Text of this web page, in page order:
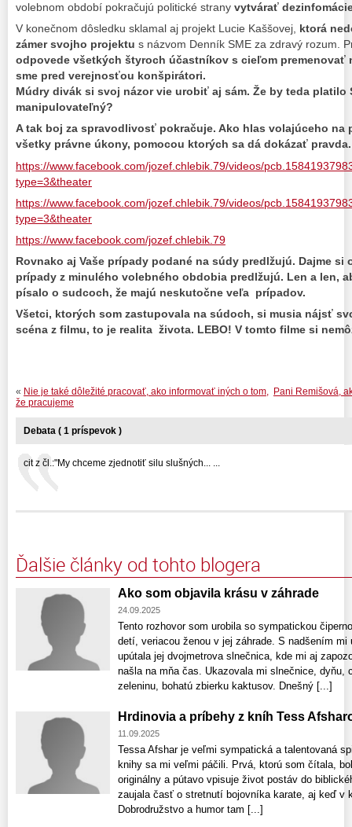
volebnom období pokračujú politické strany vytvárať
V konečnom dôsledku sklamal aj projekt Lucie Kaššovej, ktorá
zámer svojho projektu s názvom Denník SME za zdravý rozum. P
odpovede všetkých štyroch účastníkov s cieľom premenovať
sme pred verejnosťou konšpirátori.
Múdry divák si svoj názor vie urobiť aj sám. Že by teda platilo
manipulovateľný?
A tak boj za spravodlivosť pokračuje. Ako hlas volajúceho na
všetky právne úkony, pomocou ktorých sa dá dokázať pravda.
https://www.facebook.com/jozef.chlebik.79/videos/
type=3&theater
https://www.facebook.com/jozef.chlebik.79/videos/
type=3&theater
https://www.facebook.com/jozef.chlebik.79
Rovnako aj Vaše prípady podané na súdy predlžujú. Dajme si
prípady z minulého volebného obdobia predlžujú. Len a len,
písalo o sudcoch, že majú neskutočne veľa prípadov.
Všetci, ktorých som zastupovala na súdoch, si musia nájsť
scéna z filmu, to je realita života. LEBO! V tomto filme si
Pani Remišová,
« Nie je také dôležité pracovať, ako informovať iných o tom,
že pracujeme
Debata ( 1 príspevok )
cit z čl.:"My chceme zjednotiť silu slušných... ...
Ďalšie články od tohto blogera
Ako som objavila krásu v záhrade
24.09.2025
Tento rozhovor som urobila so sympatickou
detí, veriacou ženou v jej záhrade. S nadšením
upútala jej dvojmetrova slnečnica, kde mi aj
našla na mňa čas. Ukazovala mi slnečnice, dyňu,
zeleninu, bohatú zbierku kaktusov. Dnešný [...]
Hrdinovia a príbehy z kníh Tess
11.09.2025
Tessa Afshar je veľmi sympatická a talentovaná
knihy sa mi veľmi páčili. Prvá, ktorú som čítala,
originálny a pútavo vpisuje život postáv do
zaujala časť o stretnutí bojovníka karate, aj keď v
Dobrodružstvo a humor tam [...]